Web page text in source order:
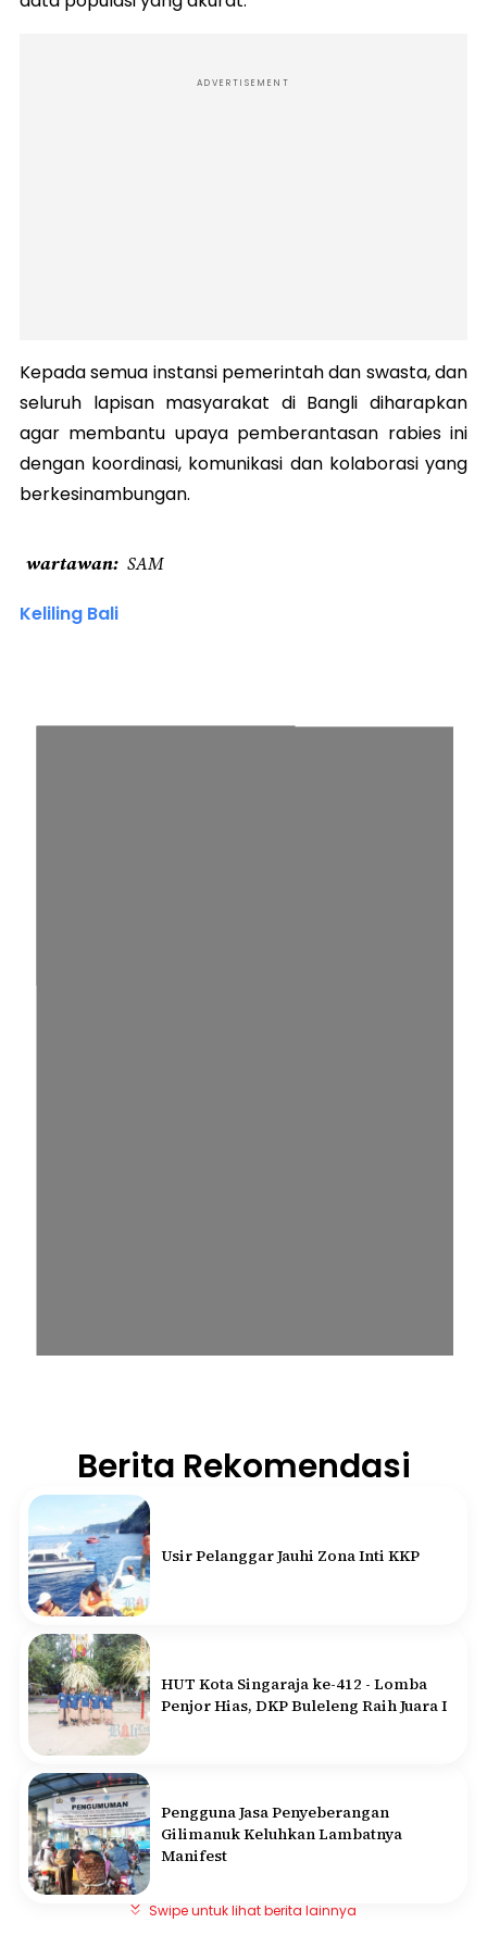
ADVERTISEMENT
Kepada semua instansi pemerintah dan swasta, dan
seluruh lapisan masyarakat di Bangli diharapkan
agar membantu upaya pemberantasan rabies ini
dengan koordinasi, komunikasi dan kolaborasi yang
berkesinambungan.
wartawan SAM
Keliling Bali
Berita Rekomendasi
Usir Pelanggar Jauhi Zona Inti KKP
HUT Kota Singaraja ke-412 - Lomba
Penjor Hias, DKP Buleleng Raih Juara I
Pengguna Jasa Penyeberangan
Gilimanuk Keluhkan Lambatnya
Manifest
Swipe untuk lihat berita lainnya